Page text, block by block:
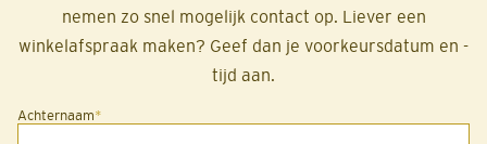
nemen zo snel mogelijk contact op. Liever een
winkelafspraak maken? Geef dan je voorkeursdatum en -
tijd aan.
Achternaam*